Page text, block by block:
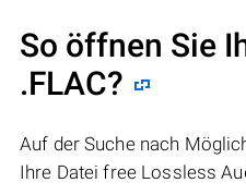
So öffnen Sie
.FLAC?
Auf der Suche nach
Ihre Datei free Lossless